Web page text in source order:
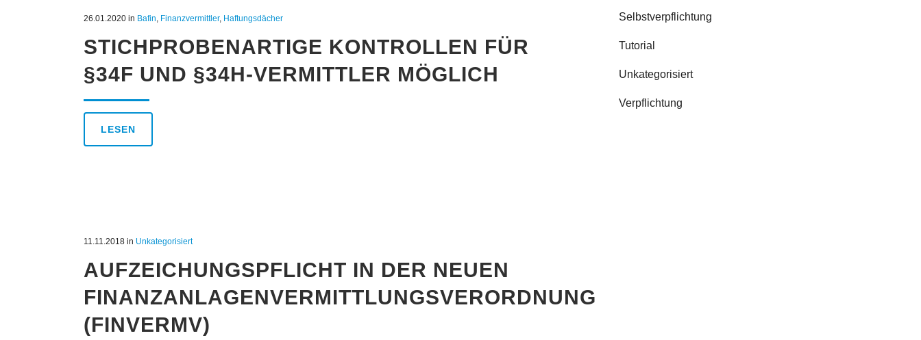
26.01.2020 in Bafin Finanzvermittler, Haftungsdächer
STICHPROBENARTIGE KONTROLLEN FÜR
§34F UND §34H-VERMITTLER MÖGLICH
LESEN
11.11.2018 in Unkategorisiert
AUFZEICHUNGSPFLICHT IN DER NEUEN
FINANZANLAGENVERMITTLUNGSVERORDNUNG
(FINVERMV)
Selbstverpflichtung
Tutorial
Unkategorisiert
Verpflichtung